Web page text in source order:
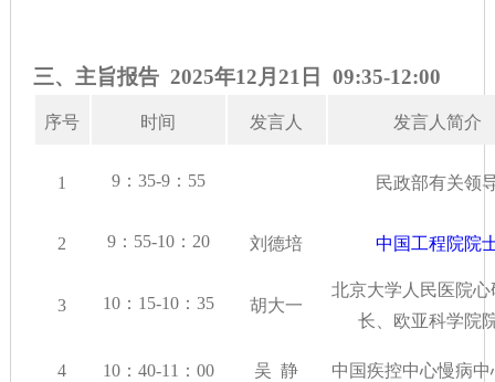
三、 主旨报告 2025年12月21日 09:35-12:00
序号 时间 发言人 发言人简介
1 9：35-9：55 民政部有关领
2 9：55-10：20 刘德培 中国工程院院
3 10：15-10：35 胡大一
北京大学人民医院
长、 欧亚科学院
4 10：40-11：00 吴 静 中国疾控中心慢病